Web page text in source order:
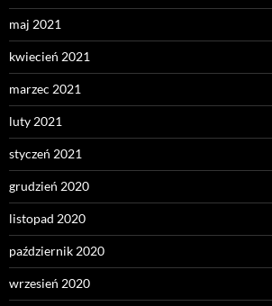
maj 2021
kwiecień 2021
marzec 2021
luty 2021
styczeń 2021
grudzień 2020
listopad 2020
październik 2020
wrzesień 2020